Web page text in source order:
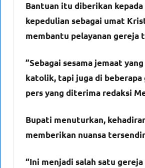
Bantuan itu diberikan
kepedulian sebagai umat
membantu pelayanan gereja
”Sebagai sesama jemaat
katolik, tapi juga di beberapa
pers yang diterima redaksi
Bupati menuturkan,
memberikan nuansa
“Ini menjadi salah satu